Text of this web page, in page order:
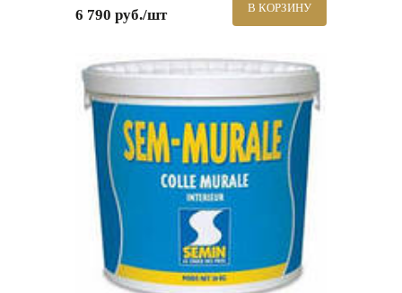
6 790 руб./шт В КОРЗИНУ